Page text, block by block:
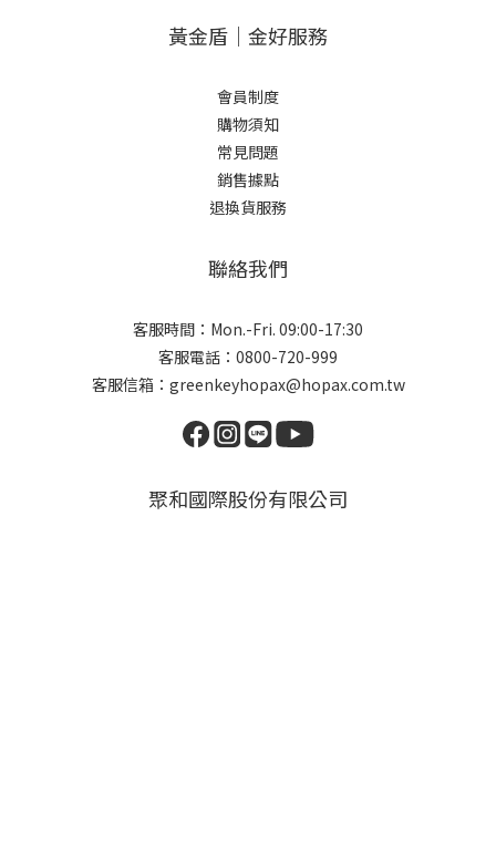
黃金盾｜金好服務
會員制度
購物須知
常見問題
銷售據點
退換貨服務
聯絡我們
客服時間：Mon.-Fri. 09:00-17:30
客服電話：0800-720-999
客服信箱：greenkeyhopax@hopax.com.tw
聚和國際股份有限公司